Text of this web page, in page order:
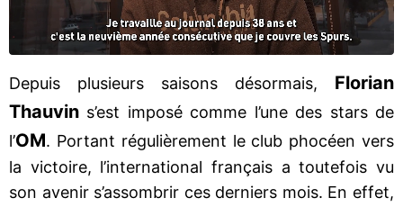
Depuis plusieurs saisons désormais, Florian
Thauvin s’est imposé comme l’une des stars de
l’OM. Portant régulièrement le club phocéen vers
la victoire, l’international français a toutefois vu
son avenir s’assombrir ces derniers mois. En effet,